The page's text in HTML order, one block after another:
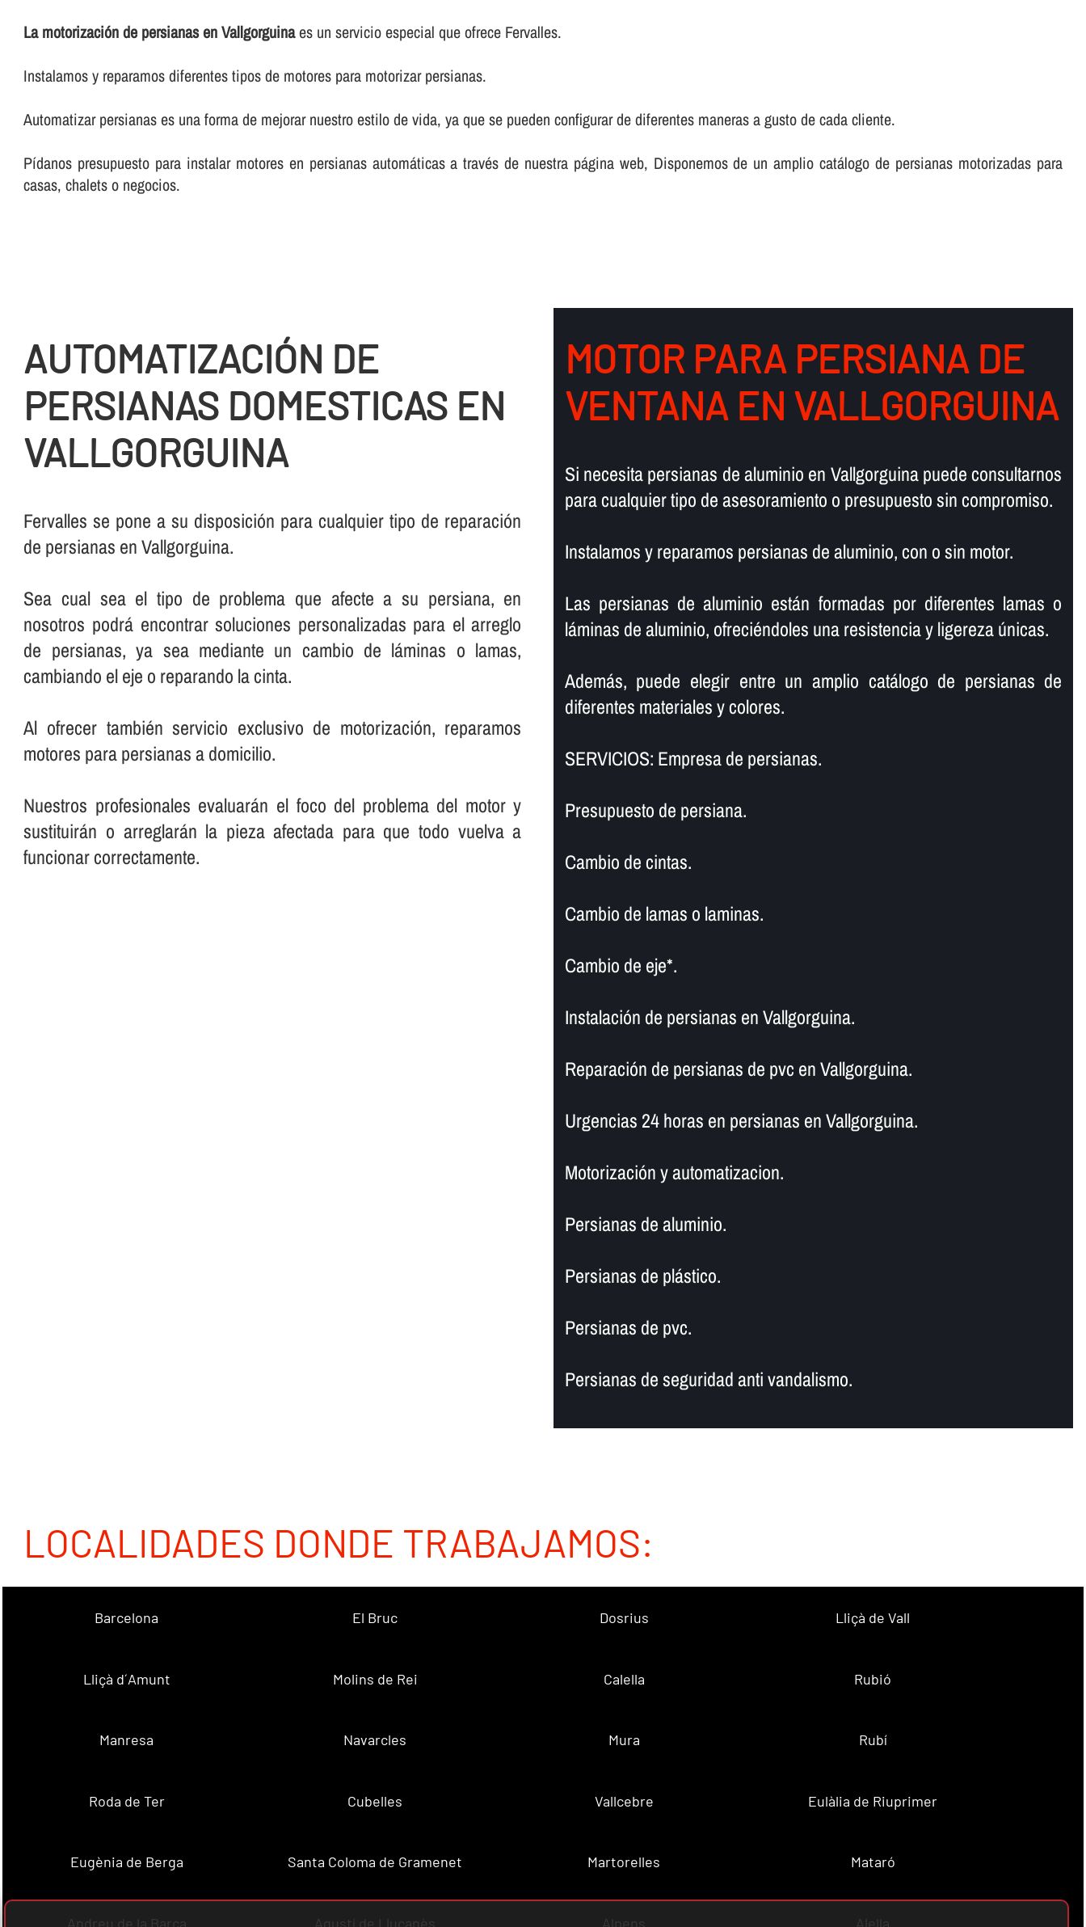
La motorización de persianas en Vallgorguinaes un servicio especial que ofrece Fervalles.
Instalamos y reparamos diferentes tipos de motores para motorizar persianas.
Automatizar persianas es una forma de mejorar nuestro estilo de vida, ya que se pueden configurar de diferentes maneras a gusto de cada cliente.
Pí­danos presupuesto para instalar motores en persianas automáticas a través de nuestra página web, Disponemos de un amplio catálogo de persianas motorizadas para
casas, chalets o negocios.
AUTOMATIZACIÓN DE
PERSIANAS DOMESTICAS EN
VALLGORGUINA
Fervalles se pone a su disposición para cualquier tipo de reparación
de persianas en Vallgorguina.
Sea cual sea el tipo de problema que afecte a su persiana, en
nosotros podrá encontrar soluciones personalizadas para el arreglo
de persianas, ya sea mediante un cambio de láminas o lamas,
cambiando el eje o reparando la cinta.
Al ofrecer también servicio exclusivo de motorización, reparamos
motores para persianas a domicilio.
Nuestros profesionales evaluarán el foco del problema del motor y
sustituirán o arreglarán la pieza afectada para que todo vuelva a
funcionar correctamente.
MOTOR PARA PERSIANA DE
VENTANA EN VALLGORGUINA
Si necesita persianas de aluminio en Vallgorguina puede consultarnos
para cualquier tipo de asesoramiento o presupuesto sin compromiso.
Instalamos y reparamos persianas de aluminio, con o sin motor.
Las persianas de aluminio están formadas por diferentes lamas o
láminas de aluminio, ofreciéndoles una resistencia y ligereza únicas.
Además, puede elegir entre un amplio catálogo de persianas de
diferentes materiales y colores.
SERVICIOS: Empresa de persianas.
Presupuesto de persiana.
Cambio de cintas.
Cambio de lamas o laminas.
Cambio de eje*.
Instalación de persianas en Vallgorguina.
Reparación de persianas de pvc en Vallgorguina.
Urgencias 24 horas en persianas en Vallgorguina.
Motorización y automatizacion.
Persianas de aluminio.
Persianas de plástico.
Persianas de pvc.
Persianas de seguridad anti vandalismo.
LOCALIDADES DONDE TRABAJAMOS:
Barcelona El Bruc Dosrius Lliçà de Vall
Lliçà d´Amunt Molins de Rei Calella Rubió
Manresa Navarcles Mura Rubí
Roda de Ter Cubelles Vallcebre Eulàlia de Riuprimer
Eugènia de Berga Santa Coloma de Gramenet Martorelles Mataró
Andreu de la Barca Agustí de Lluçanès Alpens Alella